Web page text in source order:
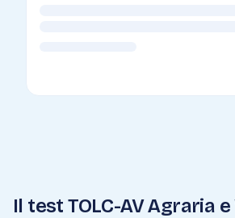
Il test TOLC-AV Agraria